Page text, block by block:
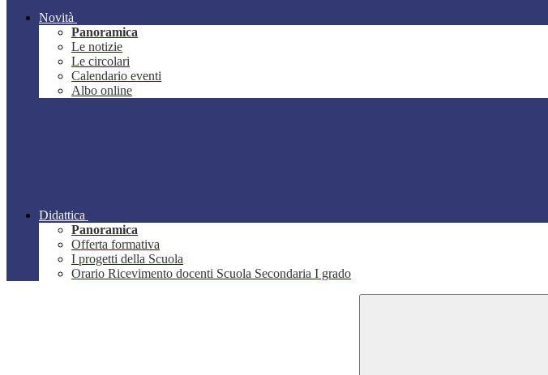
Novità
Panoramica
Le notizie
Le circolari
Calendario eventi
Albo online
Didattica
Panoramica
Offerta formativa
I progetti della Scuola
Orario Ricevimento docenti Scuola Secondaria I grado